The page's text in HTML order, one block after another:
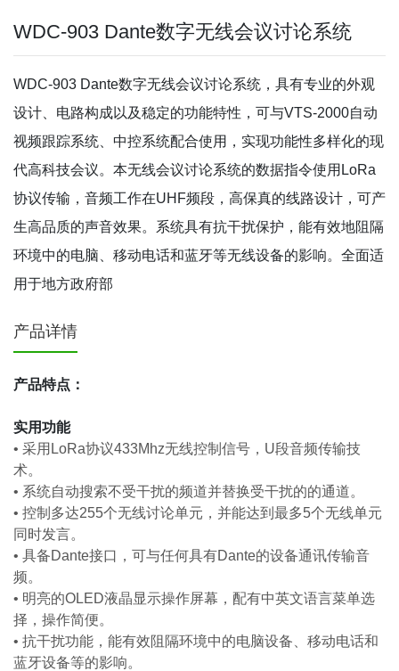
WDC-903 Dante数字无线会议讨论系统
WDC-903 Dante数字无线会议讨论系统，具有专业的外观
设计、电路构成以及稳定的功能特性，可与VTS-2000自动
视频跟踪系统、中控系统配合使用，实现功能性多样化的现
代高科技会议。本无线会议讨论系统的数据指令使用LoRa
协议传输，音频工作在UHF频段，高保真的线路设计，可产
生高品质的声音效果。系统具有抗干扰保护，能有效地阻隔
环境中的电脑、移动电话和蓝牙等无线设备的影响。全面适
用于地方政府部
产品详情
产品特点：
实用功能
• 采用LoRa协议433Mhz无线控制信号，U段音频传输技
术。
• 系统自动搜索不受干扰的频道并替换受干扰的的通道。
• 控制多达255个无线讨论单元，并能达到最多5个无线单元
同时发言。
• 具备Dante接口，可与任何具有Dante的设备通讯传输音
频。
• 明亮的OLED液晶显示操作屏幕，配有中英文语言菜单选
择，操作简便。
• 抗干扰功能，能有效阻隔环境中的电脑设备、移动电话和
蓝牙设备等的影响。